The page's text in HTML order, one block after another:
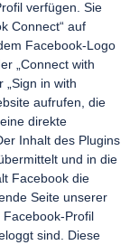
verfügen. Sie
Connect“ auf
Facebook-Logo
„Connect with
„Sign in with
aufrufen, die
direkte
Inhalt des Plugins
und in die
Facebook die
Seite unserer
Profil
sind. Diese